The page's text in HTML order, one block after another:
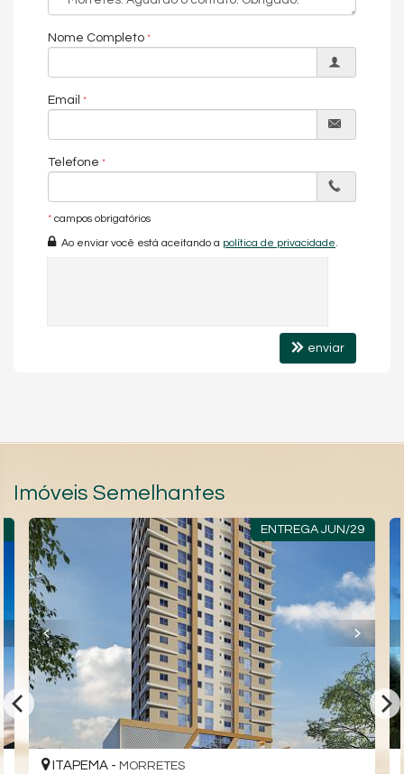
Nome Completo
Email
Telefone
* campos obrigatórios
Ao enviar você está aceitando a política de privacidade
enviar
Imóveis Semelhantes
ENTREGA JUN/29
ITAPEMA - MORRETES